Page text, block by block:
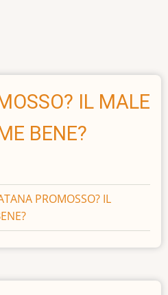
IL MALE
BENE?
PROMOSSO? IL